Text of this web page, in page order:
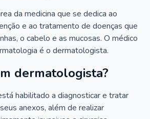
da medicina que se dedica ao
e ao tratamento de doenças que
o cabelo e as mucosas. O médico
é o dermatologista.
dermatologista?
habilitado a diagnosticar e tratar
anexos, além de realizar